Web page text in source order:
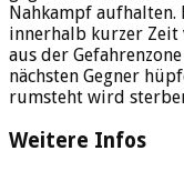
Nahkampf aufhalten.
innerhalb kurzer Zeit
aus der
nächsten Gegner
rumsteht wird
Weitere Infos